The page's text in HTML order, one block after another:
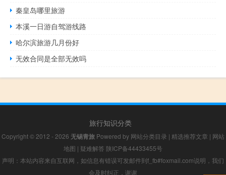
秦皇岛哪里旅游
本溪一日游自驾游线路
哈尔滨旅游几月份好
无效合同是全部无效吗
旅行知识分类
Copyright © 2012 - 2026 无锡青旅 Powered by 网站分类目录 | 精选推荐文章 | 网站
地图 | 疑难解答 陕ICP备44433455号
声明：本站内容来自互联网，如信息有错误可发邮件到f_fb#foxmail.com说明，我们
会及时纠正，谢谢